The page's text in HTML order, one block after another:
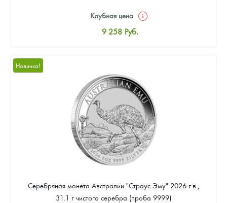
Клубная цена
9 258 Руб.
Цена выкупа
Звоните
Новинка!
Серебряная монета Австралии "Страус Эму" 2026 г.в.,
31.1 г чистого серебра (проба 9999)